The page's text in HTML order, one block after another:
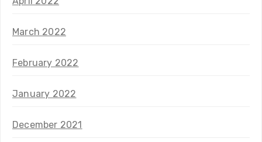
March 2022
February 2022
January 2022
December 2021